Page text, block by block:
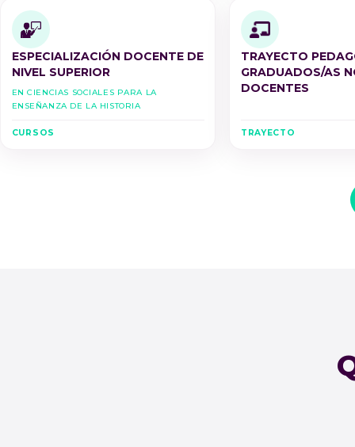
ESPECIALIZACIÓN DOCENTE DE
NIVEL SUPERIOR
en Ciencias Sociales para la
Enseñanza de la Historia
CURSOS
TRAYECTO
GRADUADOS/AS
DOCENTES
TRAYECTO